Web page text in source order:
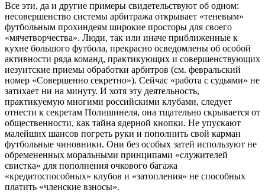
Все эти, да и другие примеры свидетельствуют об одном:
несовершенство системы арбитража открывает «теневым»
футбольным прохиндеям широкие просторы для своего
«мячетворчества». Люди, так или иначе приближенные к
кухне большого футбола, прекрасно осведомлены об особой
активности ряда команд, практикующих и совершенствующих
иезуитские приемы обработки арбитров (см. февральский
номер «Совершенно секретно»). Сейчас «работа с судьями» не
затихает ни на минуту. И хотя эту деятельность,
практикуемую многими российскими клубами, следует
отнести к секретам Полишинеля, она тщательно скрывается от
общественности, как тайна ядерной кнопки. Не упускают
малейших шансов погреть руки и пополнить свой карман
футбольные чиновники. Они без особых затей используют не
обремененных моральными принципами «служителей
свистка» для пополнения очкового багажа
«кредитоспособных» клубов и «затопления» не способных
платить «членские взносы».